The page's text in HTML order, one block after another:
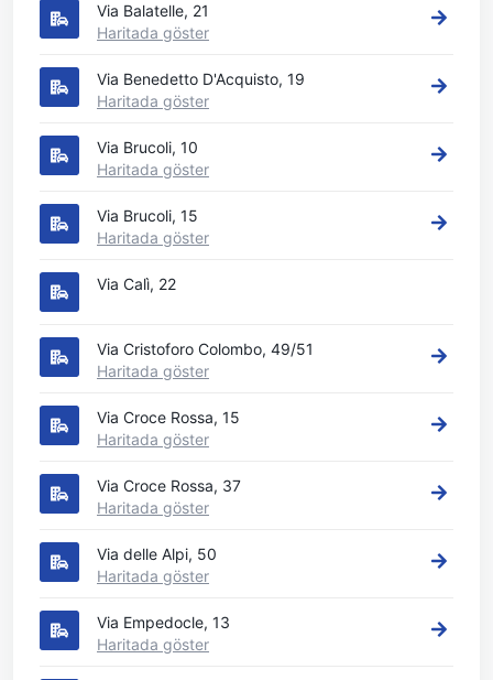
Via Balatelle, 21
Haritada göster
Via Benedetto D'Acquisto, 19
Haritada göster
Via Brucoli, 10
Haritada göster
Via Brucoli, 15
Haritada göster
Via Calì, 22
Via Cristoforo Colombo, 49/51
Haritada göster
Via Croce Rossa, 15
Haritada göster
Via Croce Rossa, 37
Haritada göster
Via delle Alpi, 50
Haritada göster
Via Empedocle, 13
Haritada göster